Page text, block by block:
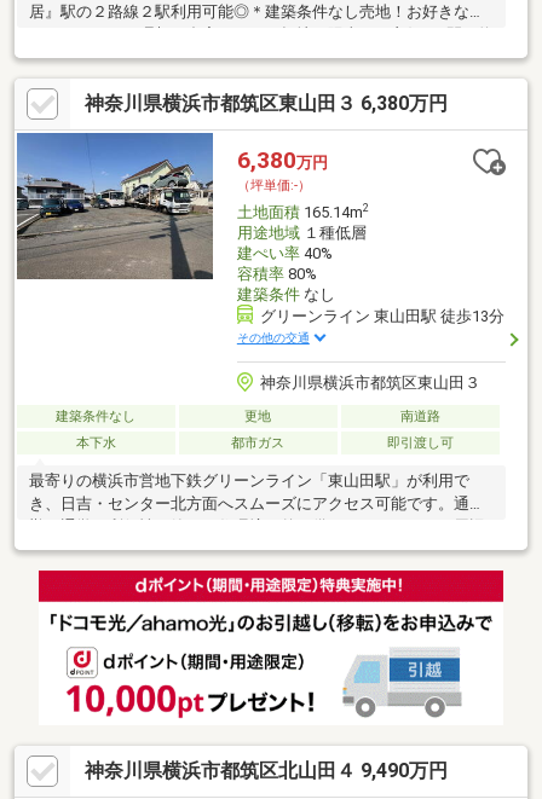
居』駅の２路線２駅利用可能◎＊建築条件なし売地！お好きなハ
ウスメーカーで理想の邸宅を！＊平坦地で陽当たり良好♪＊間口約
２０mで駐車もラク◎＊周辺は永住の地にふさわしい閑静な住宅
♪◆◇物件探し・資金計画でお悩みの方へ◇◆横浜市の不動産な
ら当社ＫＩＺＵＮＡまでお問い合わせ下さい。ＳＵＵＭＯや他サ
イトには公開していない未公開物件や販売予定物件も多数ご紹介
中！資金計画にお悩みの方にはファイナンシャルプランナーによ
る無料相談会を承ります。物件ご購入後もＦＰによる生涯無料相
談付きで家計のアフターフォローもお任せください！
神奈川県横浜市都筑区東山田３ 6,380万円
6,380万円
（坪単価:-）
土地面積165.14m2
用途地域１種低層
建ぺい率40%
容積率80%
建築条件なし
グリーンライン 東山田駅 徒歩13分
その他の交通
神奈川県横浜市都筑区東山田３
建築条件なし 更地
南道路
本下水
都市ガス 即引渡し可
最寄りの横浜市営地下鉄グリーンライン「東山田駅」が利用で
き、日吉・センター北方面へスムーズにアクセス可能です。通
には東山田公園などの公園や緑道が点在しており、子どもがのび
のびと遊べる環境が整っています。また、港北ニュータウンエリ
アのモザイクモール港北やノースポート・モールなどの大型商業
施設も利用しやすく、日々の買い物から休日のレジャーまで便利
も人気の住宅エリアです。
神奈川県横浜市都筑区北山田４ 9,490万円